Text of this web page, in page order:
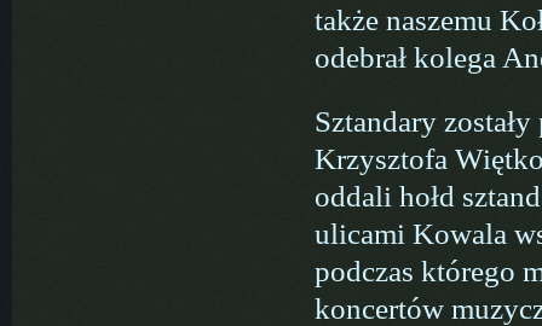
także naszemu
odebrał kolega
Sztandary
Krzysztofa
oddali hołd
ulicami Kowala
podczas którego
koncertów